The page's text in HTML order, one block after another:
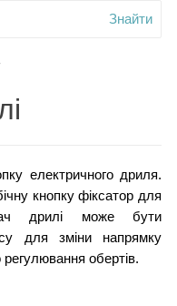
Знайти
електричного дриля.
кнопку фіксатор для
дрилі може бути
для зміни напрямку
обертів.